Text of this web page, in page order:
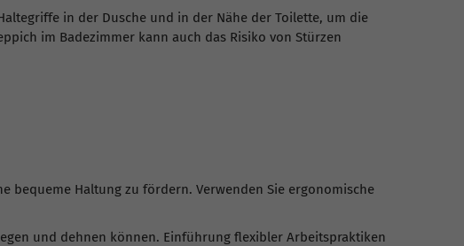
in der Dusche und in der Nähe der Toilette, um die
im Badezimmer kann auch das Risiko von Stürzen
bequeme Haltung zu fördern. Verwenden Sie ergonomische
und dehnen können. Einführung flexibler Arbeitspraktiken